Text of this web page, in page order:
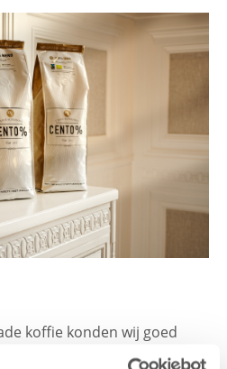
koffie konden wij goed
blends Caffè Cento% Oro en